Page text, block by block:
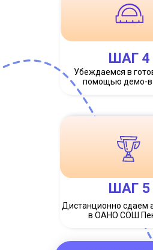
Убеждаемся в
помощью демо-
ШАГ 4
ШАГ 5
Дистанционно сдаем
в ОАНО СОШ